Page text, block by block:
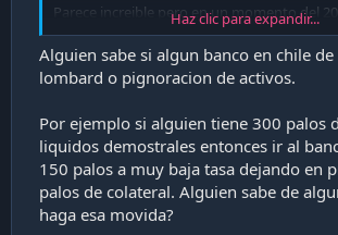
Parece increible pero en un momento del
que haber metido en las 100-150 personas
más saldo liquido de chile gracias a mi
Haz clic para expandir...
Alguien sabe si algun banco en chile
lombard o pignoracion de activos.
Por ejemplo si alguien tiene 300 palos
liquidos demostrales entonces ir al
150 palos a muy baja tasa dejando en
palos de colateral. Alguien sabe de
haga esa movida?